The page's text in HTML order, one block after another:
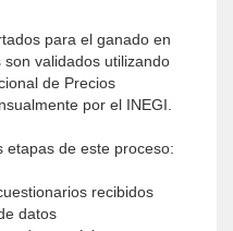
para el ganado en
validados utilizando
de Precios
por el INEGI.
etapas de este proceso:
recibidos
datos